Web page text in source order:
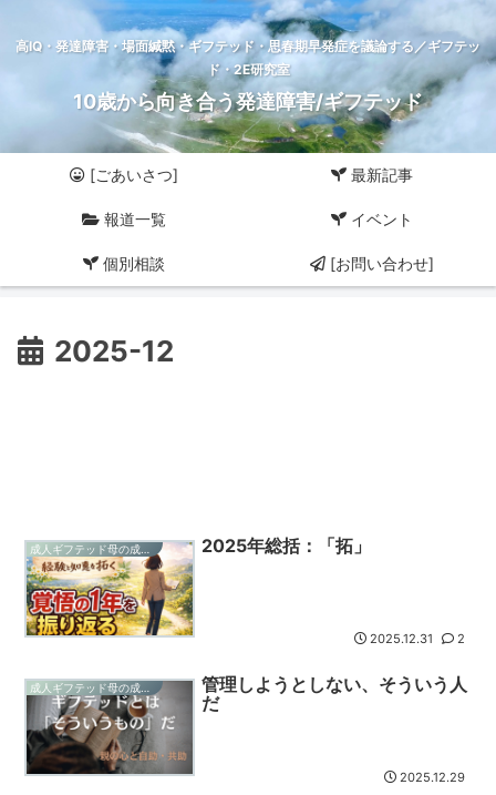
高IQ・発達障害・場面緘黙・ギフテッド・思春期早発症を議論する／ギフテッ
ド・2E研究室
10歳から向き合う発達障害/ギフテッド
[ごあいさつ] 最新記事
報道一覧 イベント
個別相談 [お問い合わせ]
2025-12
成人ギフテッド母の成長記録 2025年総括：「拓」
2025.12.31 2
管理しようとしない、そういう人
だ
2025.12.29